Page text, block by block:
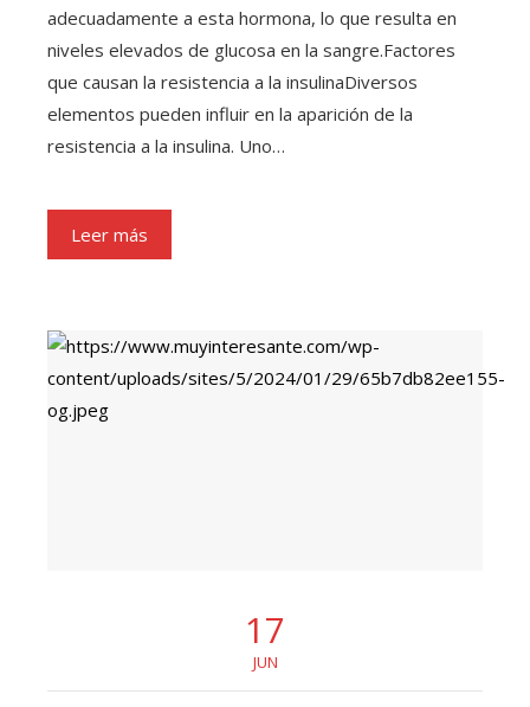
adecuadamente a esta hormona, lo que resulta en
niveles elevados de glucosa en la sangre.Factores
que causan la resistencia a la insulinaDiversos
elementos pueden influir en la aparición de la
resistencia a la insulina. Uno…
Leer más
17
JUN